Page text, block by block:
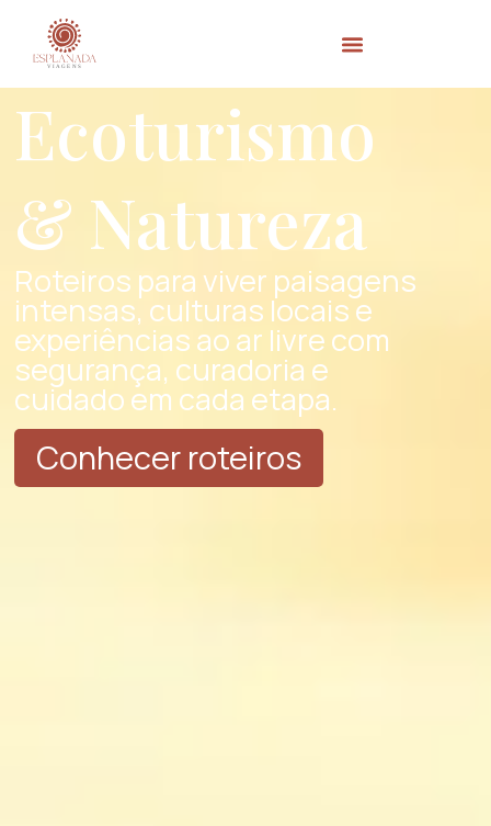
Ecoturismo
& Natureza
Roteiros para viver paisagens
intensas, culturas locais e
experiências ao ar livre com
segurança, curadoria e
cuidado em cada etapa.
Conhecer roteiros